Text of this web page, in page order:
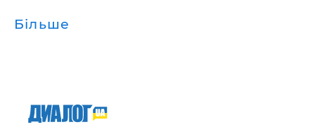
Більше